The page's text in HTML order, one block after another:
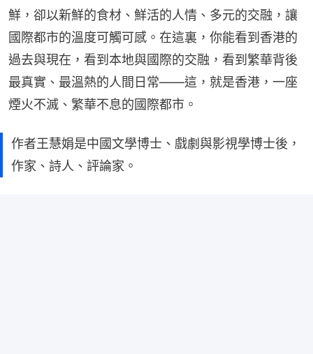
鮮，卻以新鮮的食材、鮮活的人情、多元的交融，讓
國際都市的溫度可觸可感。在這裏，你能看到香港的
過去與現在，看到本地與國際的交融，看到繁華背後
最真實、最溫熱的人間日常——這，就是香港，一座
煙火不滅、繁華不息的國際都市。
作者王慧娟是中國文學博士、戲劇與影視學博士後，
作家、詩人、評論家。